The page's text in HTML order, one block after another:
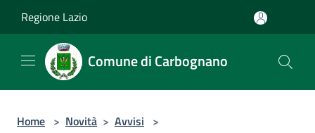
Regione Lazio
Comune di Carbognano
Home > Novità > Avvisi >